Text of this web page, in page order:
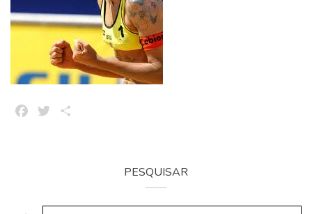
FacebookTwitter
PESQUISAR